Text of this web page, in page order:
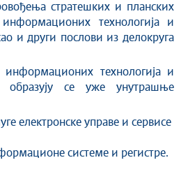
стратешких и планских
информационих технологија и
и други послови из делокруга
информационих технологија и
образују се уже унутрашње
електронске управе и сервисе
системе и регистре.